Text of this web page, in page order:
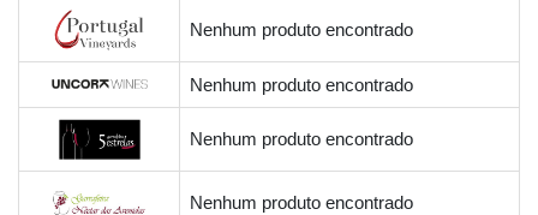
Nenhum produto encontrado
Nenhum produto encontrado
Nenhum produto encontrado
Nenhum produto encontrado